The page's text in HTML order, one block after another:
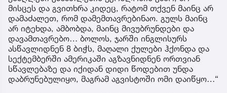
მისცეს და გვითხრა კიდეც, რატომ თქვენ მაინც არ
დამაძალეთ, რომ დამემთავრებინაო. გულს მაინც
არ იტეხდა, ამბობდა, მაინც მივუბრუნდები და
დავამთავრებო… ბოლოს, ჯარში ინგლისურს
ასწავლიდნენ 8 ბიჭს, მაღალი ქულები ჰქონდა და
სექტემბერში ამერიკაში აგზავნიდნენ ორთვიან
სწავლებაზე და იქიდან დიდი წოდებით უნდა
დაბრუნებულიყო, მაგრამ აგვისტოში ომი დაიწყო…“